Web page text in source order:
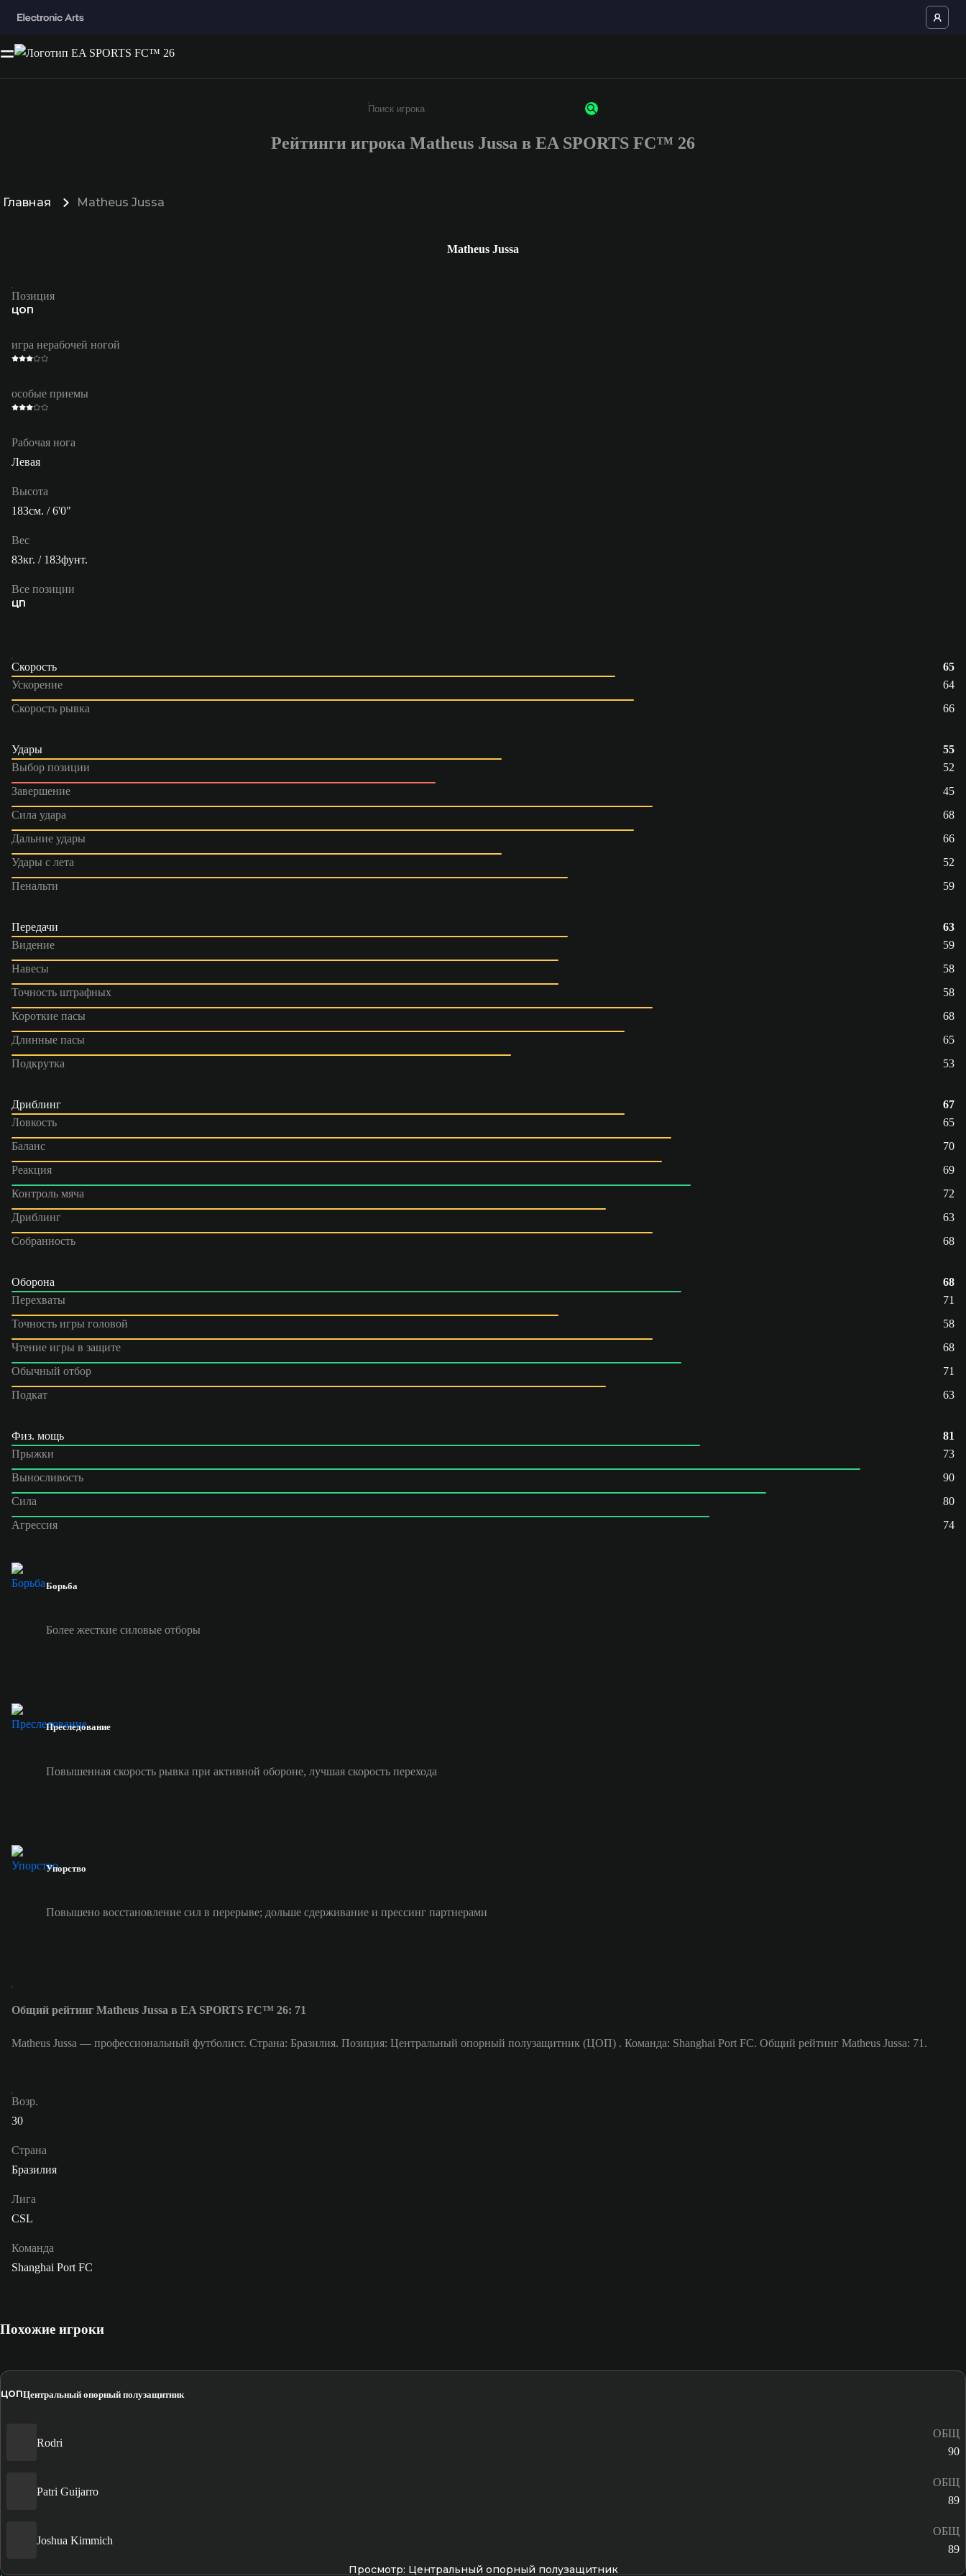
Введите не менее 3 символов или цифр
Рейтинги игрока Matheus Jussa в EA SPORTS FC™ 26
Главная Matheus Jussa
Matheus Jussa
Позиция
ЦОП
игра нерабочей ногой
особые приемы
Рабочая нога
Левая
Высота
183см. / 6'0"
Вес
83кг. / 183фунт.
Все позиции
ЦП
Скорость
65
Ускорение
64
Скорость рывка
66
Удары
55
Выбор позиции
52
Завершение
45
Сила удара
68
Дальние удары
66
Удары с лета
52
Пенальти
59
Передачи
63
Видение
59
Навесы
58
Точность штрафных
58
Короткие пасы
68
Длинные пасы
65
Подкрутка
53
Дриблинг
67
Ловкость
65
Баланс
70
Реакция
69
Контроль мяча
72
Дриблинг
63
Собранность
68
Оборона
68
Перехваты
71
Точность игры головой
58
Чтение игры в защите
68
Обычный отбор
71
Подкат
63
Физ. мощь
81
Прыжки
73
Выносливость
90
Сила
80
Агрессия
74
Борьба
Более жесткие силовые отборы
Преследование
Повышенная скорость рывка при активной обороне, лучшая скорость перехода
Упорство
Повышено восстановление сил в перерыве; дольше сдерживание и прессинг партнерами
Общий рейтинг Matheus Jussa в EA SPORTS FC™ 26: 71
Matheus Jussa — профессиональный футболист. Страна: Бразилия. Позиция: Центральный опорный полузащитник (ЦОП) . Команда: Shanghai Port FC. Общий рейтинг Matheus Jussa: 71.
Возр.
30
Страна
Бразилия
Лига
CSL
Команда
Shanghai Port FC
Похожие игроки
ЦОПЦентральный опорный полузащитник
Rodri
ОБЩ
90
Patri Guijarro
ОБЩ
89
Joshua Kimmich
ОБЩ
89
Просмотр: Центральный опорный полузащитник